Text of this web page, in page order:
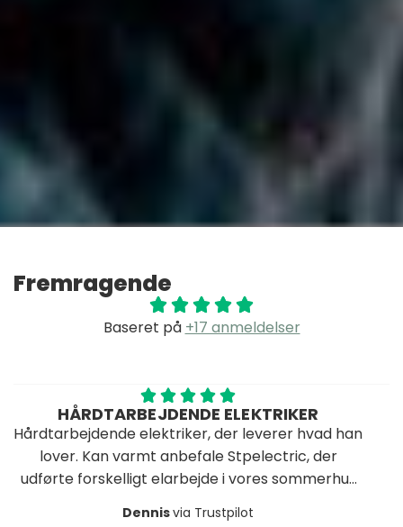
Fremragende
Baseret på +17 anmeldelser
ELEKTRIKER
elektriker, der leverer hvad han
varmt anbefale Stpelectric, der
elarbejde i vores sommerhus
via Trustpilot
Stamp er
kanont stykke
på sine aftaler